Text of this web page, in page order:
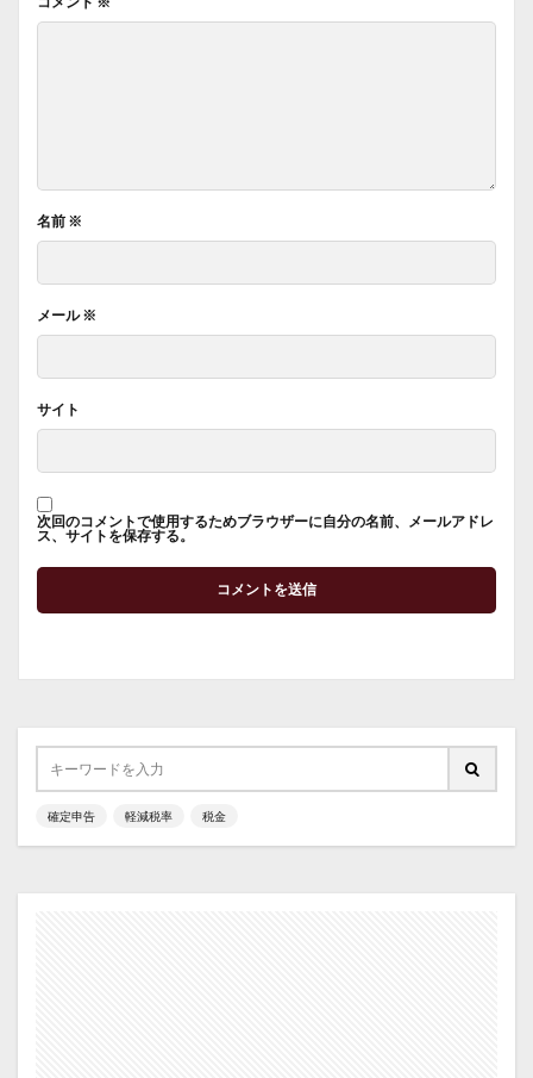
名前 ※
メール※
サイト
次回のコメントで使用するためブラウザーに自分の名前、メールアドレ
ス、サイトを保存する。
確定申告 軽減税率 税金